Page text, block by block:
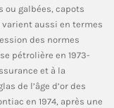
ou galbées, capots
aussi en termes
des normes
pétrolière en 1973-
et à la
de l’âge d’or des
en 1974, après une